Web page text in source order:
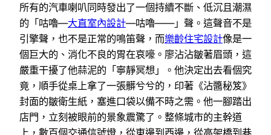
所有的汽車喇叭同時發出了一個持續不斷、低沉且潮濕
的「咕嚕—大直室內設計—咕嚕——」聲。這聲音不是
引擎聲，也不是正常的鳴笛聲，而樂齡住宅設計像是一
個巨大的、消化不良的胃在哀嚎。廖沾沾皺著眉頭，這
嚴重干擾了他蒜泥的「寧靜冥想」。他決定出去看個究
竟，順手從桌上拿了一張髒兮兮的，印著《沾醬秘笈》
封面的皺衛生紙，塞進口袋以備不時之需。他一腳踏出
店門，立刻被眼前的景象震驚了。整條城市的主幹道
上，數百個交通信號燈，從東邊到西邊，從高架橋到巷